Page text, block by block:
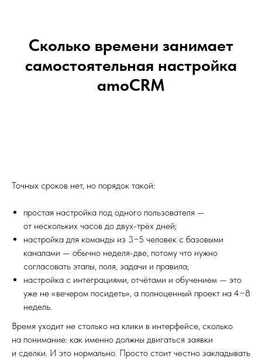
Сколько времени занимает
самостоятельная настройка
amoCRM
Точных сроков нет, но порядок такой:
простая настройка под одного пользователя —
от нескольких часов до двух-трёх дней;
настройка для команды из 3−5 человек с базовыми
каналами — обычно неделя-две, потому что нужно
согласовать этапы, поля, задачи и правила;
настройка с интеграциями, отчётами и обучением — это
уже не «вечером посидеть», а полноценный проект на 4−8
недель.
Время уходит не столько на клики в интерфейсе, сколько
на понимание: как именно должны двигаться заявки
и сделки. И это нормально. Просто стоит честно закладывать